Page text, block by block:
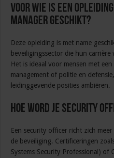
Voor wie is een
manager geschikt?
Deze opleiding is met name
beveiligingssector die hun
Het is ideaal voor mensen met
management of politie en
leidinggevende posities ambiëren.
Hoe word je security
Een security officer richt zich
de beveiliging. Certificeringen
Systems Security Professional) of